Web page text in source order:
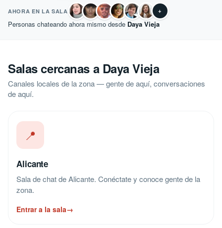
AHORA EN LA SALA +
Personas chateando ahora mismo desde Daya Vieja
Salas cercanas a Daya Vieja
Canales locales de la zona — gente de aquí, conversaciones
de aquí.
📍
Alicante
Sala de chat de Alicante. Conéctate y conoce gente de la
zona.
Entrar a la sala→